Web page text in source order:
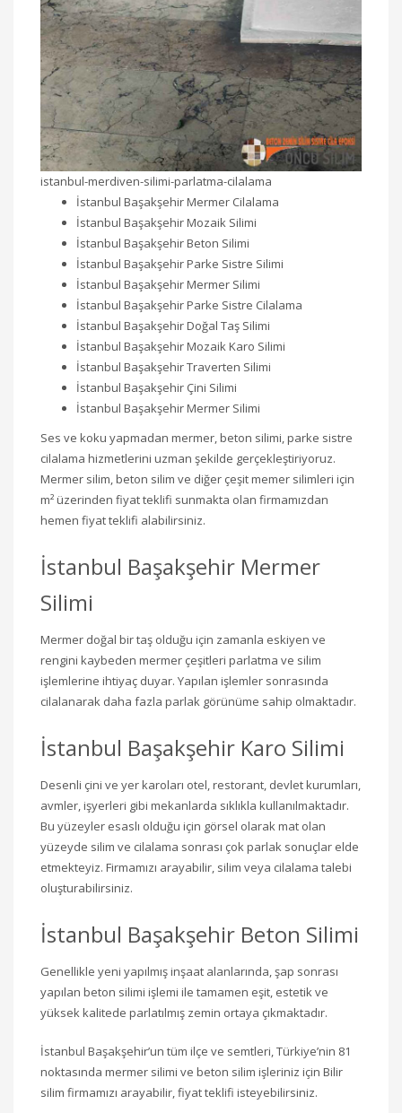
istanbul-merdiven-silimi-parlatma-cilalama
İstanbul Başakşehir Mermer Cilalama
İstanbul Başakşehir Mozaik Silimi
İstanbul Başakşehir Beton Silimi
İstanbul Başakşehir Parke Sistre Silimi
İstanbul Başakşehir Mermer Silimi
İstanbul Başakşehir Parke Sistre Cilalama
İstanbul Başakşehir Doğal Taş Silimi
İstanbul Başakşehir Mozaik Karo Silimi
İstanbul Başakşehir Traverten Silimi
İstanbul Başakşehir Çini Silimi
İstanbul Başakşehir Mermer Silimi
Ses ve koku yapmadan mermer, beton silimi, parke sistre
cilalama hizmetlerini uzman şekilde gerçekleştiriyoruz.
Mermer silim, beton silim ve diğer çeşit memer silimleri için
m² üzerinden fiyat teklifi sunmakta olan firmamızdan
hemen fiyat teklifi alabilirsiniz.
İstanbul Başakşehir Mermer
Silimi
Mermer doğal bir taş olduğu için zamanla eskiyen ve
rengini kaybeden mermer çeşitleri parlatma ve silim
işlemlerine ihtiyaç duyar. Yapılan işlemler sonrasında
cilalanarak daha fazla parlak görünüme sahip olmaktadır.
İstanbul Başakşehir Karo Silimi
Desenli çini ve yer karoları otel, restorant, devlet kurumları,
avmler, işyerleri gibi mekanlarda sıklıkla kullanılmaktadır.
Bu yüzeyler esaslı olduğu için görsel olarak mat olan
yüzeyde silim ve cilalama sonrası çok parlak sonuçlar elde
etmekteyiz. Firmamızı arayabilir, silim veya cilalama talebi
oluşturabilirsiniz.
İstanbul Başakşehir Beton Silimi
Genellikle yeni yapılmış inşaat alanlarında, şap sonrası
yapılan beton silimi işlemi ile tamamen eşit, estetik ve
yüksek kalitede parlatılmış zemin ortaya çıkmaktadır.
İstanbul Başakşehir’un tüm ilçe ve semtleri, Türkiye’nin 81
noktasında mermer silimi ve beton silim işleriniz için Bilir
silim firmamızı arayabilir, fiyat teklifi isteyebilirsiniz.